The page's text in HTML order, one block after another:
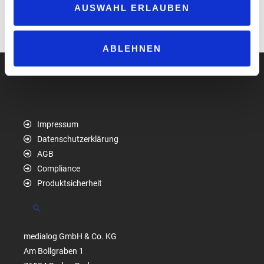
AUSWAHL ERLAUBEN
ABLEHNEN
Gemeinschaftsunternehmen der deutschen Kreditwirtschaft.
www.eurokartensysteme.de
Impressum
Datenschutzerklärung
AGB
Compliance
Produktsicherheit
Suchen
medialog GmbH & Co. KG
Am Bollgraben 1